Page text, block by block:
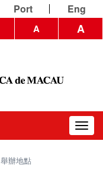
Port Eng
A A
舉辦地點